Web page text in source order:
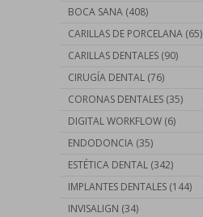
BOCA SANA (408)
CARILLAS DE PORCELANA (65)
CARILLAS DENTALES (90)
CIRUGÍA DENTAL (76)
CORONAS DENTALES (35)
DIGITAL WORKFLOW (6)
ENDODONCIA (35)
ESTÉTICA DENTAL (342)
IMPLANTES DENTALES (144)
INVISALIGN (34)